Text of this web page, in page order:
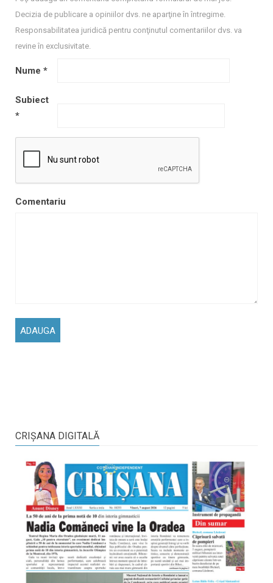
Decizia de publicare a opiniilor dvs. ne aparţine în întregime.
Responsabilitatea juridică pentru conţinutul comentariilor dvs. va
revine în exclusivitate.
Nume *
Subiect
*
Comentariu
CRIŞANA DIGITALĂ